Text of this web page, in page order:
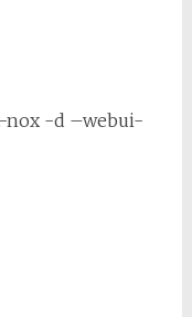
nox -d –webui-